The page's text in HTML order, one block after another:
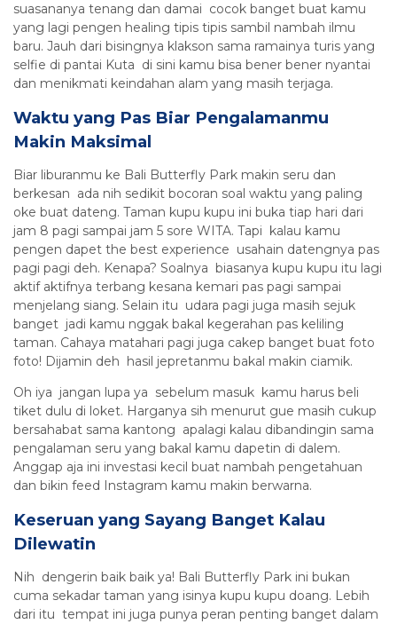
suasananya tenang dan damai cocok banget buat kamu
yang lagi pengen healing tipis tipis sambil nambah ilmu
baru. Jauh dari bisingnya klakson sama ramainya turis yang
selfie di pantai Kuta di sini kamu bisa bener bener nyantai
dan menikmati keindahan alam yang masih terjaga.
Waktu yang Pas Biar Pengalamanmu
Makin Maksimal
Biar liburanmu ke Bali Butterfly Park makin seru dan
berkesan ada nih sedikit bocoran soal waktu yang paling
oke buat dateng. Taman kupu kupu ini buka tiap hari dari
jam 8 pagi sampai jam 5 sore WITA. Tapi kalau kamu
pengen dapet the best experience usahain datengnya pas
pagi pagi deh. Kenapa? Soalnya biasanya kupu kupu itu lagi
aktif aktifnya terbang kesana kemari pas pagi sampai
menjelang siang. Selain itu udara pagi juga masih sejuk
banget jadi kamu nggak bakal kegerahan pas keliling
taman. Cahaya matahari pagi juga cakep banget buat foto
foto! Dijamin deh hasil jepretanmu bakal makin ciamik.
Oh iya jangan lupa ya sebelum masuk kamu harus beli
tiket dulu di loket. Harganya sih menurut gue masih cukup
bersahabat sama kantong apalagi kalau dibandingin sama
pengalaman seru yang bakal kamu dapetin di dalem.
Anggap aja ini investasi kecil buat nambah pengetahuan
dan bikin feed Instagram kamu makin berwarna.
Keseruan yang Sayang Banget Kalau
Dilewatin
Nih dengerin baik baik ya! Bali Butterfly Park ini bukan
cuma sekadar taman yang isinya kupu kupu doang. Lebih
dari itu tempat ini juga punya peran penting banget dalam